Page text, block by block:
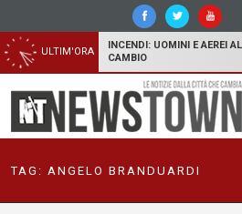
ULTIM'ORA
INCENDI: UOMINI E AEREI
CAMBIO
TAG: ANGELO BRANDUARDI